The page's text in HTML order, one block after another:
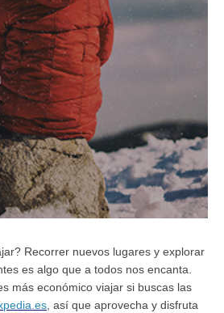
Recorrer nuevos lugares y explorar
es algo que a todos nos encanta.
más económico viajar si buscas las
, así que aprovecha y disfruta